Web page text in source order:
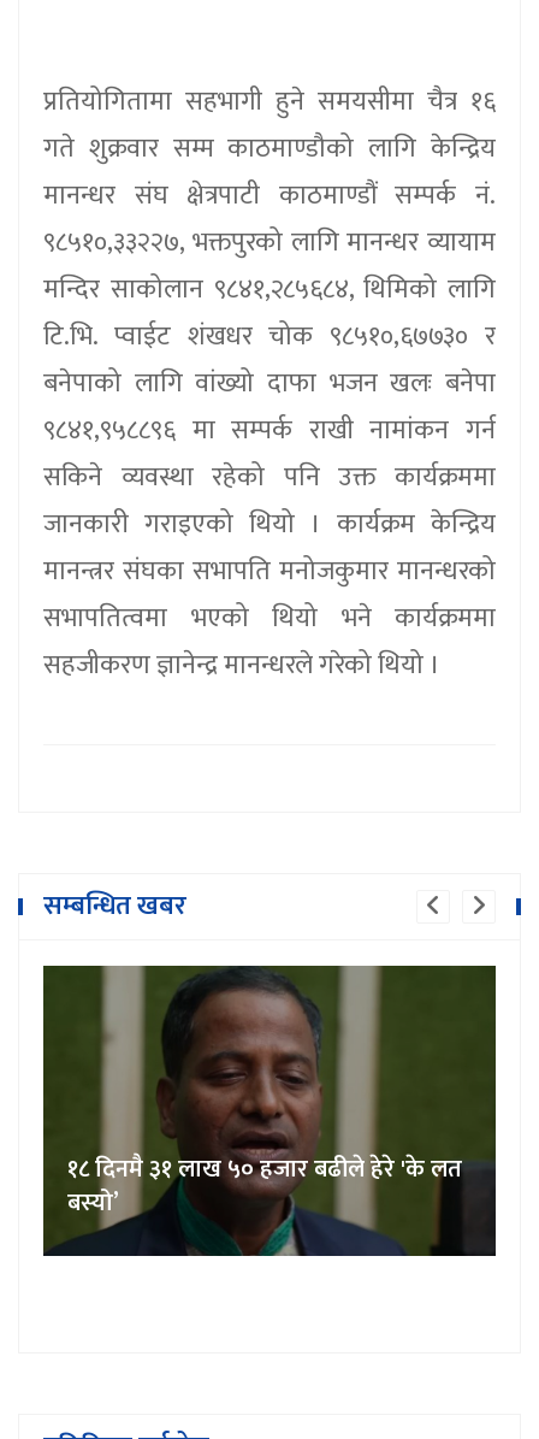
प्रतियोगितामा सहभागी हुने समयसीमा चैत्र १६
गते शुक्रवार सम्म काठमाण्डौको लागि केन्द्रिय
मानन्धर संघ क्षेत्रपाटी काठमाण्डौं सम्पर्क नं.
९८५१०,३३२२७, भक्तपुरको लागि मानन्धर व्यायाम
मन्दिर साकोलान ९८४१,२८५६८४, थिमिको लागि
टि.भि. प्वाईट शंखधर चोक ९८५१०,६७७३० र
बनेपाको लागि वांख्यो दाफा भजन खलः बनेपा
९८४१,९५८८९६ मा सम्पर्क राखी नामांकन गर्न
सकिने व्यवस्था रहेको पनि उक्त कार्यक्रममा
जानकारी गराइएको थियो । कार्यक्रम केन्द्रिय
मानन्त्रर संघका सभापति मनोजकुमार मानन्धरको
सभापतित्वमा भएको थियो भने कार्यक्रममा
सहजीकरण ज्ञानेन्द्र मानन्धरले गरेको थियो ।
सम्बन्धित खबर
१८ दिनमै ३१ लाख ५० हजार बढीले हेरे 'के लत
बस्यो’